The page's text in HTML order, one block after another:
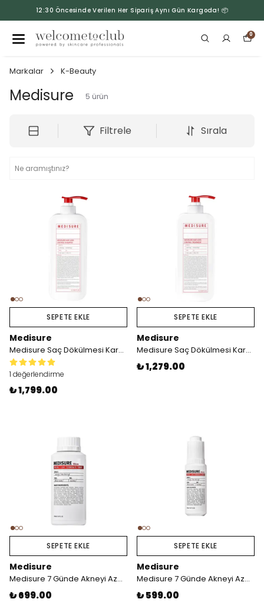
12:30 Öncesinde Verilen Her Sipariş Aynı Gün Kargoda! 📦
0
Markalar K-Beauty
Medisure 5 ürün
Filtrele Sırala
SEPETE EKLE
Medisure
Medisure Saç Dökülmesi Karşıtı Şampuan 1L
1 değerlendirme
₺ 1,799.00
SEPETE EKLE
Medisure
Medisure Saç Dökülmesi Karşıtı Saç Bakım Kremi 1L
₺ 1,279.00
SEPETE EKLE
Medisure
Medisure 7 Günde Akneyi Azaltmaya Yardımcı Etkili Tonik 150 ml
₺ 699.00
SEPETE EKLE
Medisure
Medisure 7 Günde Akneyi Azaltmaya Yardımcı Etkili Cilt Serumu 30 ml
₺ 599.00